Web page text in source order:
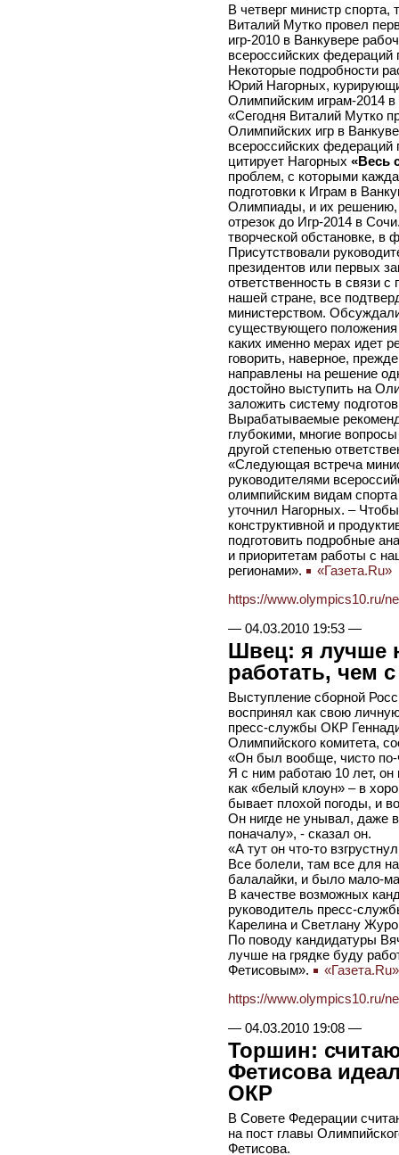
В четверг министр
Виталий Мутко провел
игр-2010 в Ванкувере
всероссийских
Некоторые подробности
Юрий Нагорных,
Олимпийским играм-2014
«Сегодня Виталий Мутко
Олимпийских игр в
всероссийских
цитирует Нагорных «Весь
проблем, с которыми
подготовки к Играм в
Олимпиады, и их решению,
отрезок до Игр-2014 в
творческой обстановке, в
Присутствовали
президентов или первых
ответственность в связи
нашей стране, все
министерством.
существующего
каких именно мерах идет
говорить, наверное,
направлены на решение
достойно выступить на
заложить систему
Вырабатываемые
глубокими, многие
другой степенью
«Следующая встреча
руководителями
олимпийским видам
уточнил Нагорных. –
конструктивной и
подготовить подробные
и приоритетам работы с
регионами».
«Газета.Ru»
https://www.olympics10.ru/
— 04.03.2010 19:53—
Швец: я лучше
работать, чем
Выступление сборной
воспринял как свою
пресс-службы ОКР
Олимпийского комитета,
«Он был вообще, чисто по-
Я с ним работаю 10 лет, он
как «белый клоун» – в
бывает плохой погоды, и
Он нигде не унывал, даже
поначалу», - сказал он.
«А тут он что-то
Все болели, там все для
балалайки, и было мало-
В качестве возможных
руководитель пресс-
Карелина и Светлану
По поводу кандидатуры
лучше на грядке буду
Фетисовым».
«Газета.Ru»
https://www.olympics10.ru/
— 04.03.2010 19:08—
Торшин:
Фетисова
ОКР
В Совете Федерации
на пост главы
Фетисова.